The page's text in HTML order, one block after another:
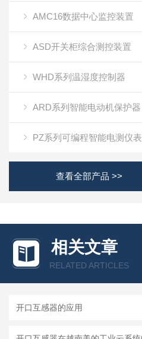
AMC16数据中心监控装置
ASD开关柜综合测控装置
WHD系列温湿度控制器
ARD系列智能电动机保护器
PZ系列可编程智能电测仪表
查看全部产品 >>
相关文章
RELATED ARTICLES
开口互感器的应用